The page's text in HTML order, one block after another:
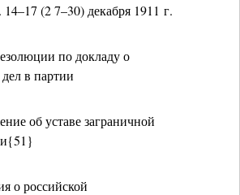
(2 7–30) декабря 1911 г.
по докладу о
в партии
об уставе заграничной
о российской